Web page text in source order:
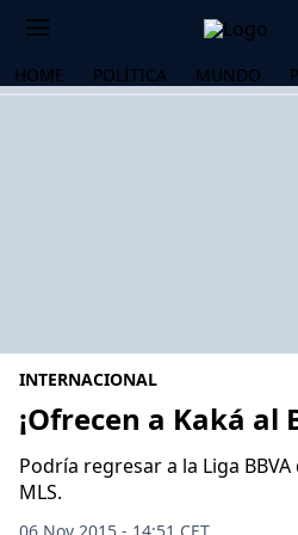
HOME POLÍTICA MUNDO
INTERNACIONAL
¡Ofrecen a Kaká al
Podría regresar a la Liga
MLS.